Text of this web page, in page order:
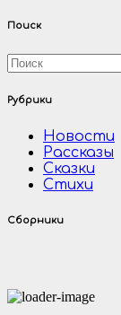
Поиск
Рубрики
Новости
Рассказы
Сказки
Стихи
Сборники